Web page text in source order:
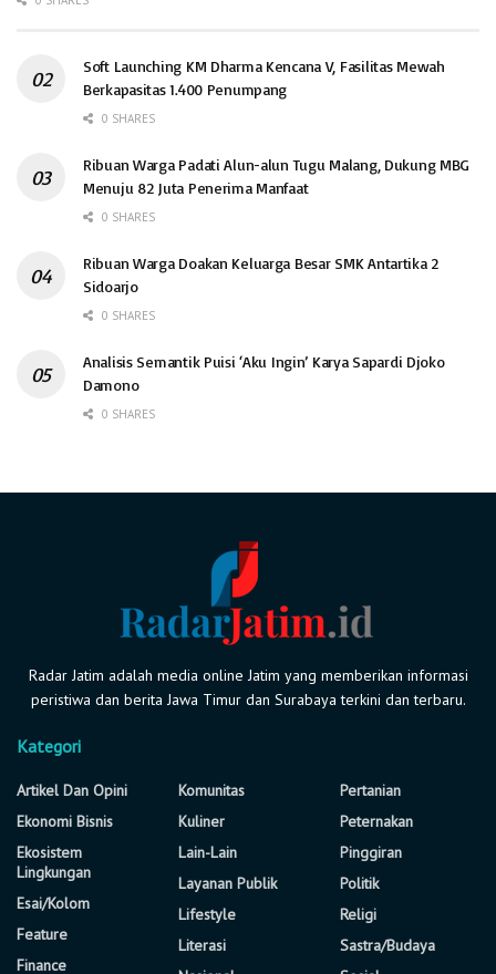
Soft Launching KM Dharma Kencana V, Fasilitas Mewah
Berkapasitas 1.400 Penumpang
0 SHARES
Ribuan Warga Padati Alun-alun Tugu Malang, Dukung MBG
Menuju 82 Juta Penerima Manfaat
0 SHARES
Ribuan Warga Doakan Keluarga Besar SMK Antartika 2
Sidoarjo
0 SHARES
Analisis Semantik Puisi ‘Aku Ingin’ Karya Sapardi Djoko
Damono
0 SHARES
Radar Jatim adalah media online Jatim yang memberikan informasi
peristiwa dan berita Jawa Timur dan Surabaya terkini dan terbaru.
Kategori
Artikel Dan Opini
Ekonomi Bisnis
Ekosistem
Lingkungan
Esai/Kolom
Feature
Finance
Komunitas
Kuliner
Lain-Lain
Layanan Publik
Lifestyle
Literasi
Pertanian
Peternakan
Pinggiran
Politik
Religi
Sastra/Budaya